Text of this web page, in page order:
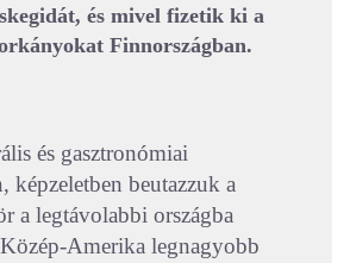
és mivel fizetik ki a
Finnországban.
és gasztronómiai
képzeletben beutazzuk a
a legtávolabbi országba
Amerika legnagyobb